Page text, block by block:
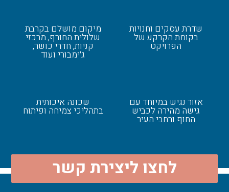
שדרת עסקים וחנויות
בקומת הקרקע של
הפרויקט
מיקום מושלם בקרבת
שלולית החורף, מרכזי
קניות, חדרי כושר,
ג׳ימבורי ועוד
אזור נגיש במיוחד עם
גישה מהירה לכביש
החוף ורחבי העיר
שכונה איכותית
בתהליכי צמיחה ופיתוח
לחצו ליצירת קשר